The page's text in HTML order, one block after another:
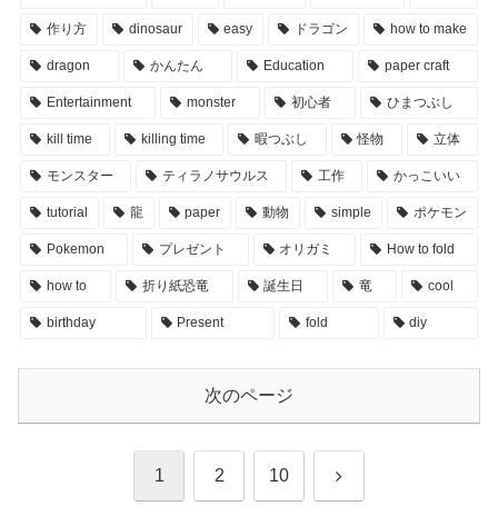
作り方 dinosaur easy ドラゴン how to make
dragon かんたん Education paper craft
Entertainment monster 初心者 ひまつぶし
kill time killing time 暇つぶし 怪物 立体
モンスター ティラノサウルス 工作 かっこいい
tutorial 龍 paper 動物 simple ポケモン
Pokemon プレゼント オリガミ How to fold
how to 折り紙恐竜 誕生日 竜 cool
birthday Present fold diy
次のページ
1 2 10 次